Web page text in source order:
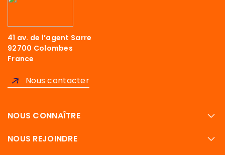
41 av. de l’agent Sarre
92700 Colombes
France
Nous contacter
NOUS CONNAÎTRE
NOUS REJOINDRE